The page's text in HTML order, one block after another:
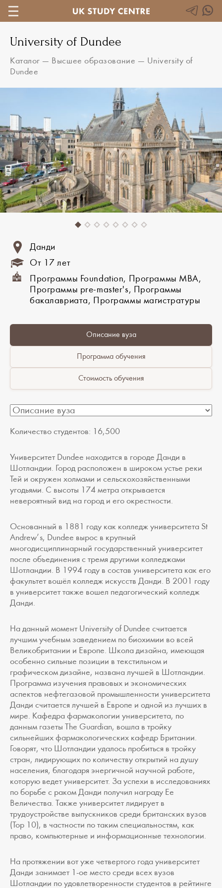
University of Dundee
Каталог — Высшее образование — University of
Dundee
Данди
От 17 лет
Программы Foundation, Программы MBA,
Программы pre-master's, Программы
бакалавриата, Программы магистратуры
Описание вуза
Программа обучения
Стоимость обучения
Количество студентов: 16,500
Университет Dundee находится в городе Данди в
Шотландии. Город расположен в широком устье реки
Тей и окружен холмами и сельскохозяйственными
угодьями. С высоты 174 метра открывается
невероятный вид на город и его окрестности.
Основанный в 1881 году как колледж университета St
Andrew’s, Dundee вырос в крупный
многодисциплинарный государственный университет
после объединения c тремя другими колледжами
Шотландии. В 1994 году в состав университета как его
факультет вошёл колледж искусств Данди. В 2001 году
в университет также вошел педагогический колледж
Данди.
На данный момент University of Dundee считается
лучшим учебным заведением по биохимии во всей
Великобритании и Европе. Школа дизайна, имеющая
особенно сильные позиции в текстильном и
графическом дизайне, названа лучшей в Шотландии.
Программа изучения правовых и экономических
аспектов нефтегазовой промышленности университета
Данди считается лучшей в Европе и одной из лучших в
мире. Кафедра фармакологии университета, по
данным газеты The Guardian, вошла в тройку
сильнейших фармакологических кафедр Британии.
Говорят, что Шотландии удалось пробиться в тройку
стран, лидирующих по количеству открытий на душу
населения, благодаря энергичной научной работе,
которую ведет университет. За успехи в исследованиях
по борьбе с раком Данди получил награду Ее
Величества. Также университет лидирует в
трудоустройстве выпускников среди британских вузов
(Top 10), в частности по таким специальностям, как
право, компьютерные и информационные технологии.
На протяжении вот уже четвертого года университет
Данди занимает 1-ое место среди всех вузов
Шотландии по удовлетворенности студентов в рейтинге